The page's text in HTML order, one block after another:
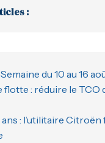
:
du 10 au 16
flotte : réduire le TCO
: l’utilitaire Citroën